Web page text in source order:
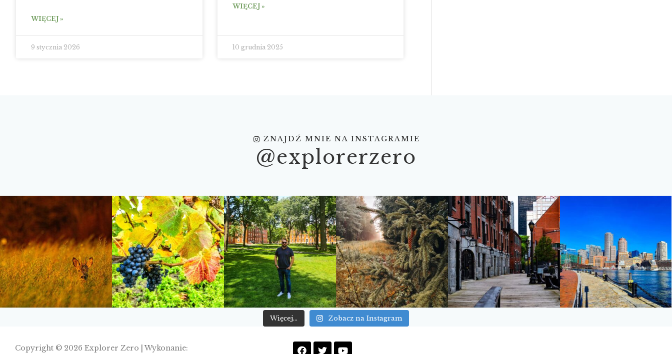
WIĘCEJ »
9 stycznia 2026
WIĘCEJ »
10 grudnia 2025
ZNAJDŹ MNIE NA INSTAGRAMIE
@explorerzero
Więcej... Zobacz na Instagram
Copyright © 2026 Explorer Zero | Wykonanie: